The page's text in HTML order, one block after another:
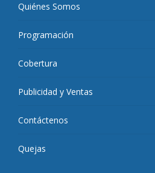
Quiénes Somos
Programación
Cobertura
Publicidad y Ventas
Contáctenos
Quejas